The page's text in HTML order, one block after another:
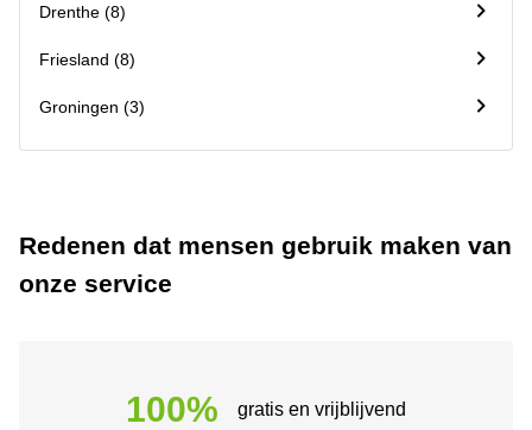
Drenthe (8)
Friesland (8)
Groningen (3)
Redenen dat mensen gebruik maken van
onze service
100% gratis en vrijblijvend